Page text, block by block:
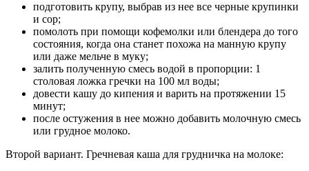
подготовить крупу, выбрав из нее все черные крупинки
и сор;
помолоть при помощи кофемолки или блендера до того
состояния, когда она станет похожа на манную крупу
или даже мельче в муку;
залить полученную смесь водой в пропорции: 1
столовая ложка гречки на 100 мл воды;
довести кашу до кипения и варить на протяжении 15
минут;
после остужения в нее можно добавить молочную смесь
или грудное молоко.
Второй вариант. Гречневая каша для грудничка на молоке: